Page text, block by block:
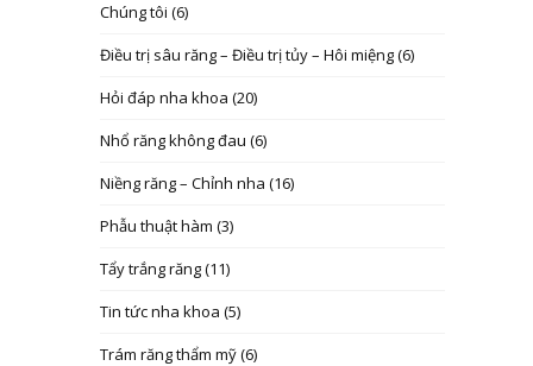
Chúng tôi (6)
Điều trị sâu răng – Điều trị tủy – Hôi miệng(6)
Hỏi đáp nha khoa (20)
Nhổ răng không đau (6)
Niềng răng – Chỉnh nha (16)
Phẫu thuật hàm (3)
Tẩy trắng răng(11)
Tin tức nha khoa (5)
Trám răng thẩm mỹ(6)